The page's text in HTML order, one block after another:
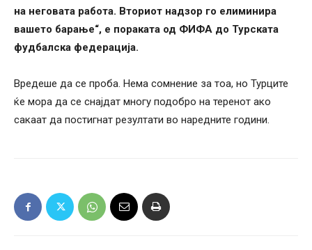
на неговата работа. Вториот надзор го елиминира
вашето барање“, е пораката од ФИФА до Турската
фудбалска федерација.
Вредеше да се проба. Нема сомнение за тоа, но Турците
ќе мора да се снајдат многу подобро на теренот ако
сакаат да постигнат резултати во наредните години.